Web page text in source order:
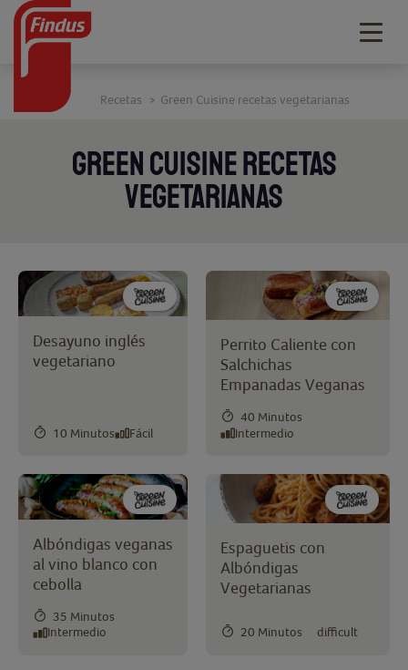
GREEN CUISINE RECETAS
VEGETARIANAS
Recetas > Green Cuisine recetas vegetarianas
Desayuno inglés
vegetariano
10 Minutos Fácil
Perrito Caliente con
Salchichas
Empanadas Veganas
40 Minutos
Intermedio
Albóndigas veganas
al vino blanco con
cebolla
35 Minutos
Intermedio
Espaguetis con
Albóndigas
Vegetarianas
20 Minutos difficult